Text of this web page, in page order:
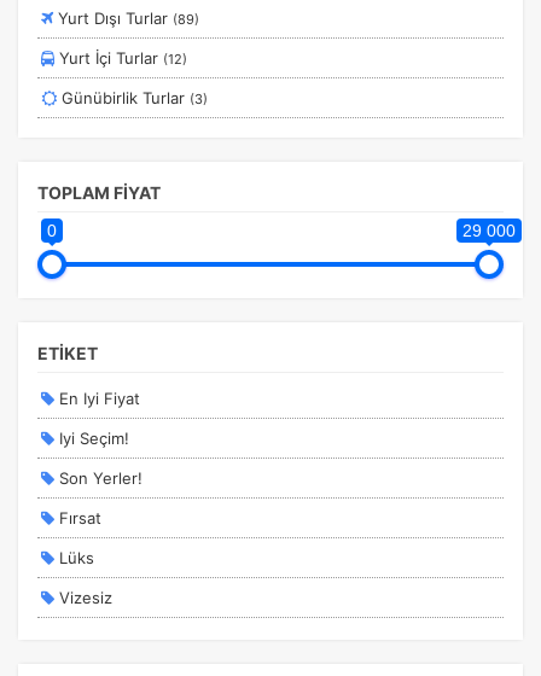
Turlar
Orta Doğu
Afrika
Ege
Yurt Dışı Turlar (89)
Yurt İçi Turlar (12)
Günübirlik Turlar (3)
TOPLAM FİYAT
0 29 000
ETİKET
En Iyi Fiyat
Iyi Seçim!
Son Yerler!
Fırsat
Lüks
Vizesiz